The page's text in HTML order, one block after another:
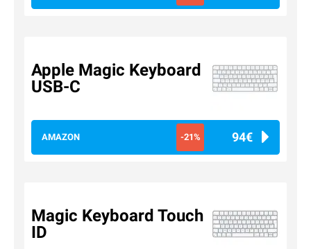
Apple Magic Keyboard
USB-C
AMAZON -21% 94€
Magic Keyboard Touch
ID